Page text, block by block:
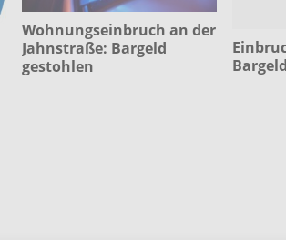
Wohnungseinbruch an der
Jahnstraße: Bargeld
gestohlen